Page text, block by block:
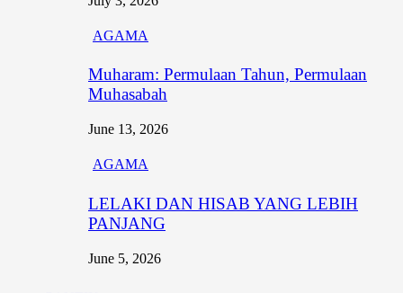
AGAMA
Muharam: Permulaan Tahun, Permulaan
Muhasabah
June 13, 2026
AGAMA
LELAKI DAN HISAB YANG LEBIH
PANJANG
June 5, 2026